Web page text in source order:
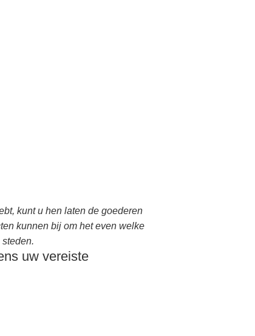
kunt u hen laten de goederen
kunnen bij om het even welke
uw vereiste